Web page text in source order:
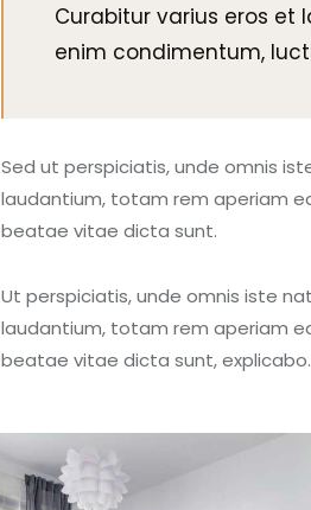
Curabitur varius eros et
enim condimentum,
Sed ut perspiciatis, unde omnis
laudantium, totam rem aperiam
beatae vitae dicta sunt.
Ut perspiciatis, unde omnis iste
laudantium, totam rem aperiam
beatae vitae dicta sunt, explicabo.